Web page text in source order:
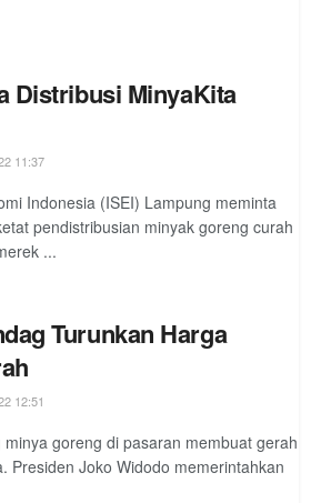
Distribusi MinyaKita
11:37
Indonesia (ISEI) Lampung meminta
pendistribusian minyak goreng curah
...
Turunkan Harga
12:51
goreng di pasaran membuat gerah
Presiden Joko Widodo memerintahkan